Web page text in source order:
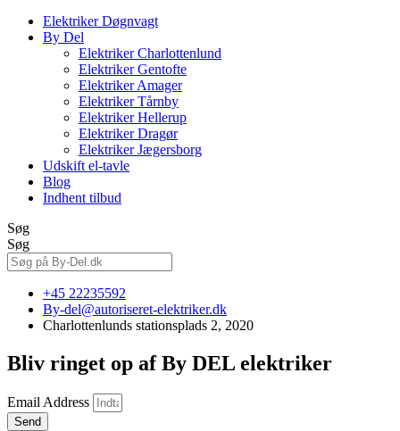
Elektriker Døgnvagt
By Del
Elektriker Charlottenlund
Elektriker Gentofte
Elektriker Amager
Elektriker Tårnby
Elektriker Hellerup
Elektriker Dragør
Elektriker Jægersborg
Udskift el-tavle
Blog
Indhent tilbud
Søg
Søg
+45 22235592
By-del@autoriseret-elektriker.dk
Charlottenlunds stationsplads 2, 2020
Bliv ringet op af By DEL elektriker
Email Address
Send